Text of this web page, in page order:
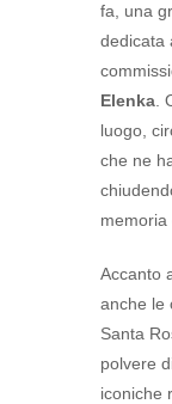
fa, una
dedicata
Elenka
luogo,
che ne
memoria
Accanto
anche le
Santa
polvere
iconiche